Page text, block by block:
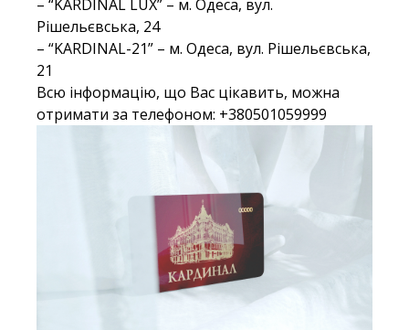
– “KARDINAL LUX” – м. Одеса, вул.
Рішельєвська, 24
– “KARDINAL-21” – м. Одеса, вул. Рішельєвська,
21
Всю інформацію, що Вас цікавить, можна
отримати за телефоном: +380501059999